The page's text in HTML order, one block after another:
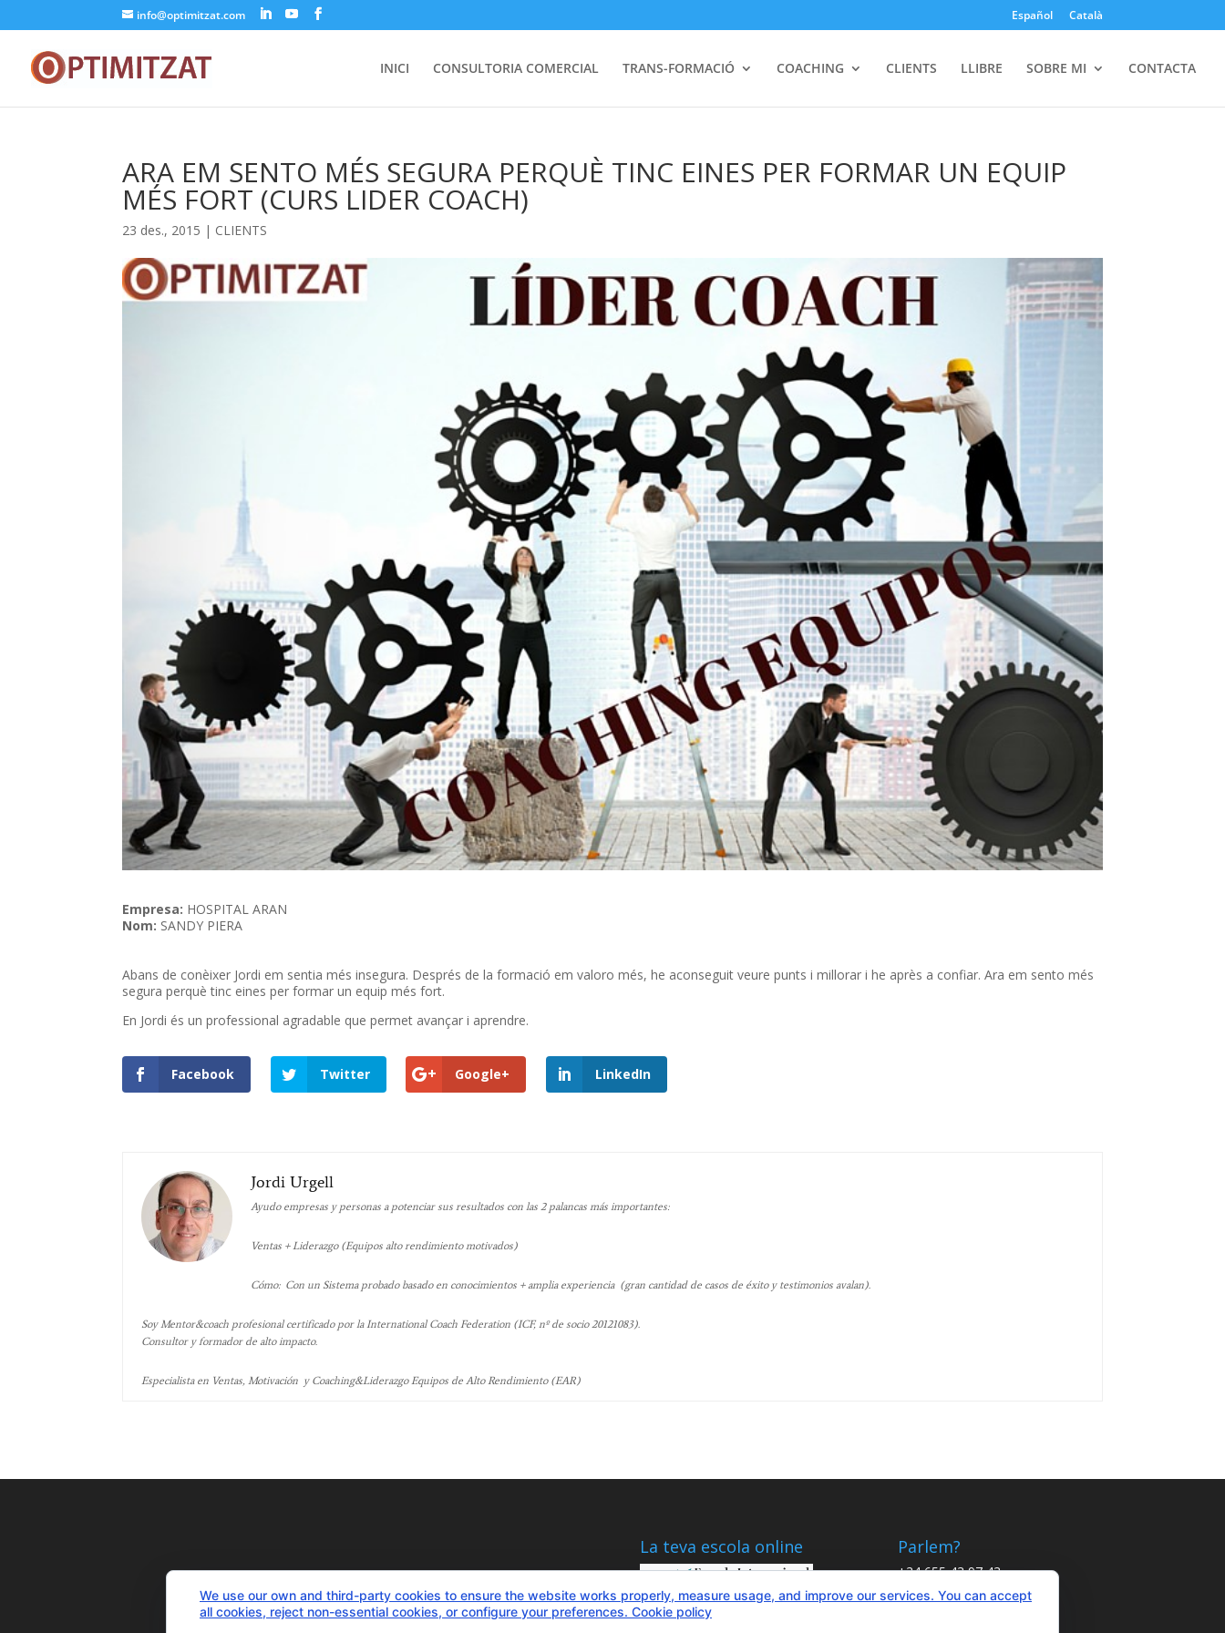
info@optimitzat.com Español Català
INICI CONSULTORIA COMERCIAL TRANS-FORMACIÓ COACHING CLIENTS LLIBRE SOBRE MI CONTACTA
ARA EM SENTO MÉS SEGURA PERQUÈ TINC EINES PER FORMAR UN EQUIP
MÉS FORT (CURS LIDER COACH)
23 des., 2015 | CLIENTS
Empresa: HOSPITAL ARAN
Nom: SANDY PIERA
Abans de conèixer Jordi em sentia més insegura. Després de la formació em valoro més,he aconseguit veure punts i millorar i he après a confiar. Ara em sento més
segura perquè tinc eines per formar un equip més fort.
En Jordi és un professional agradable que permet avançar i aprendre.
Facebook Twitter Google+ LinkedIn
Jordi Urgell
Ayudo empresas y personas a potenciar sus resultados con las 2 palancas más importantes:
Ventas + Liderazgo (Equipos alto rendimiento motivados)
Cómo: Con un Sistema probado basado en conocimientos + amplia experiencia (gran cantidad de casos de éxito y testimonios avalan).
Soy Mentor&coach profesional certificado por la International Coach Federation (ICF, nº de socio 20121083).
Consultor y formador de alto impacto.
Especialista en Ventas, Motivación y Coaching&Liderazgo Equipos de Alto Rendimiento (EAR)
La teva escola online Parlem?
+34 655 43 97 43
info@optimitzat.com
We use our own and third-party cookies to ensure the website works properly, measure usage, and improve our services. You can accept
all cookies, reject non-essential cookies, or configure your preferences. Cookie policy